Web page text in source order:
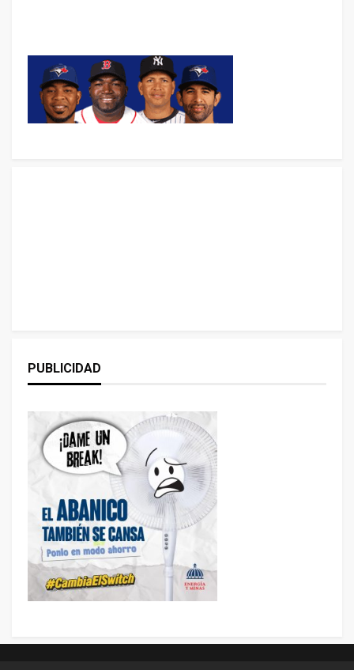
PUBLICIDAD